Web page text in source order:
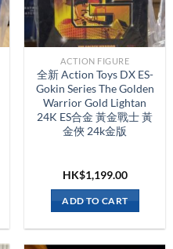
ACTION FIGURE
全新 Action Toys DX ES-
Gokin Series The Golden
Warrior Gold Lightan
24K ES合金 黃金戰士 黃
金俠 24k金版
HK$1,199.00
ADD TO CART